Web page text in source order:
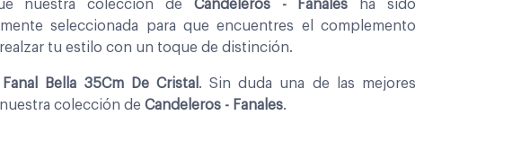
nuestra coleccion de Candeleros - Fanales ha sido
seleccionada para que encuentres el complemento
tu estilo con un toque de distinción.
Bella 35Cm De Cristal . Sin duda una de las mejores
colección de Candeleros - Fanales.